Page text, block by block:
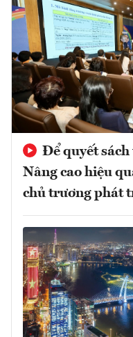
Để quyết
Nâng cao hiệu
chủ trương phát